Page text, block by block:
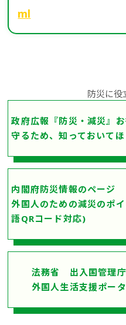
ml
防災に役
政府広報『防災・減災』
守るため、知っておいてほ
内閣府防災情報のページ
外国人のための減災のポ
語QRコード対応)
法務省 出入国管理庁
外国人生活支援ポー